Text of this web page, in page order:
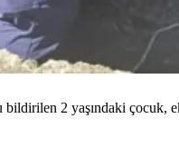
2 yaşındaki çocuk,